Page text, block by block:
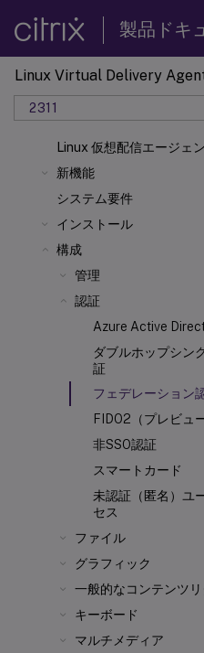
製品ドキ
Linux Virtual Delivery
2311
Linux 仮想配信エージェ
新機能
システム要件
インストール
構成
管理
認証
Azure Active
ダブルホップシン
証
フェデレーション
FIDO2（プレビュー
非SSO認証
スマートカード
未認証（匿名）ユ
セス
ファイル
グラフィック
一般的なコンテンツリ
キーボード
マルチメディア